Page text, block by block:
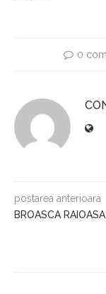
0
postarea anterioara
BROASCA